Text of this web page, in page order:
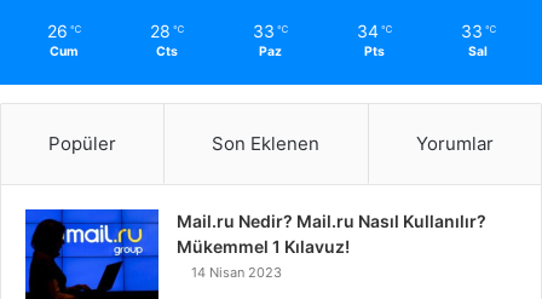
26 ℃
Cum
28 ℃
Cts
33 ℃
Paz
34 ℃
Pts
33 ℃
Sal
Popüler Son Eklenen Yorumlar
Mail.ru Nedir? Mail.ru Nasıl Kullanılır?
Mükemmel 1 Kılavuz!
14 Nisan 2023